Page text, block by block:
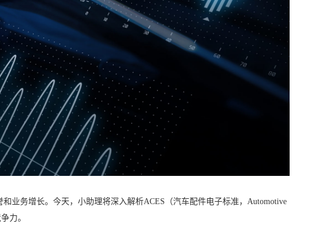
业务增长。今天，小助理将深入解析ACES（汽车配件电子标准，Automotive
力。